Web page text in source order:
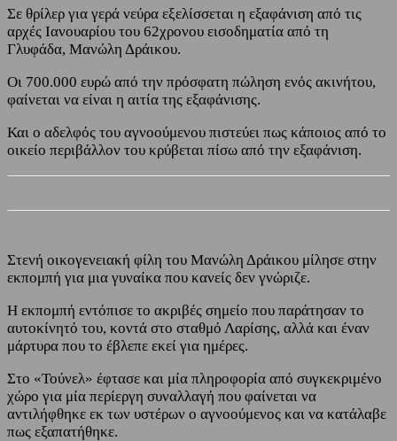
Σε θρίλερ για γερά νεύρα εξελίσσεται η εξαφάνιση από τις
αρχές Ιανουαρίου του 62χρονου εισοδηματία από τη
Γλυφάδα, Μανώλη Δράικου.
Οι 700.000 ευρώ από την πρόσφατη πώληση ενός ακινήτου,
φαίνεται να είναι η αιτία της εξαφάνισης.
Και ο αδελφός του αγνοούμενου πιστεύει πως κάποιος από το
οικείο περιβάλλον του κρύβεται πίσω από την εξαφάνιση.
Στενή οικογενειακή φίλη του Μανώλη Δράικου μίλησε στην
εκπομπή για μια γυναίκα που κανείς δεν γνώριζε.
Η εκπομπή εντόπισε το ακριβές σημείο που παράτησαν το
αυτοκίνητό του, κοντά στο σταθμό Λαρίσης, αλλά και έναν
μάρτυρα που το έβλεπε εκεί για ημέρες.
Στο «Τούνελ» έφτασε και μία πληροφορία από συγκεκριμένο
χώρο για μία περίεργη συναλλαγή που φαίνεται να
αντιλήφθηκε εκ των υστέρων ο αγνοούμενος και να κατάλαβε
πως εξαπατήθηκε.